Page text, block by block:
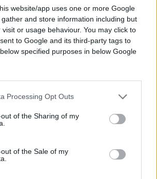
website/app uses one or more Google
and store information including but
or usage behaviour. You may click to
to Google and its third-party tags to
specified purposes in below Google
Processing Opt Outs
of the Sharing of my
of the Sale of my
odgovora
Michael Hansen koristio
naročito mnogo odgovora, ali
se predstavlja kao Josephine,
najvažnija
odgovora, nije toliko bitno o
je važnije da postoji
smo uočili da postoji direktna
odziva na naše mejlove i
našeg sajta u mušterije”,